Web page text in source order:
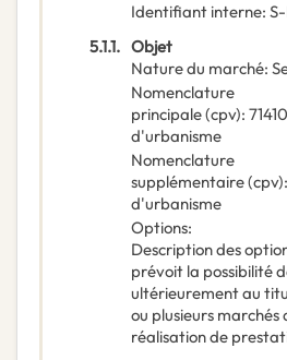
Identifiant interne:
5.1.1. Objet
Nature du marché:
Nomenclature
principale(cpv):
d'urbanisme
Nomenclature
supplémentaire(cpv):
d'urbanisme
Options:
Description des
prévoit la possibilité
ultérieurement au
ou plusieurs
réalisation de